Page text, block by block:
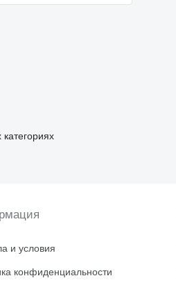
и условия
конфиденциальности